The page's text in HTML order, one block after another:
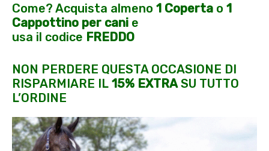
Come? Acquista almeno 1 Coperta o 1
Cappottino per cani e
usa il codice FREDDO
NON PERDERE QUESTA OCCASIONE DI
RISPARMIARE IL 15% EXTRASU TUTTO
L’ORDINE